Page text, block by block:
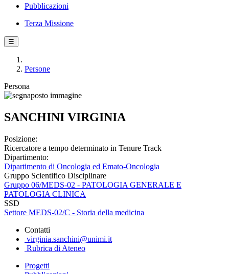
Pubblicazioni
Terza Missione
☰
Persone
Persona
SANCHINI VIRGINIA
Posizione:
Ricercatore a tempo determinato in Tenure Track
Dipartimento:
Dipartimento di Oncologia ed Emato-Oncologia
Gruppo Scientifico Disciplinare
Gruppo 06/MEDS-02 - PATOLOGIA GENERALE E
PATOLOGIA CLINICA
SSD
Settore MEDS-02/C - Storia della medicina
Contatti
virginia.sanchini@unimi.it
Rubrica di Ateneo
Progetti